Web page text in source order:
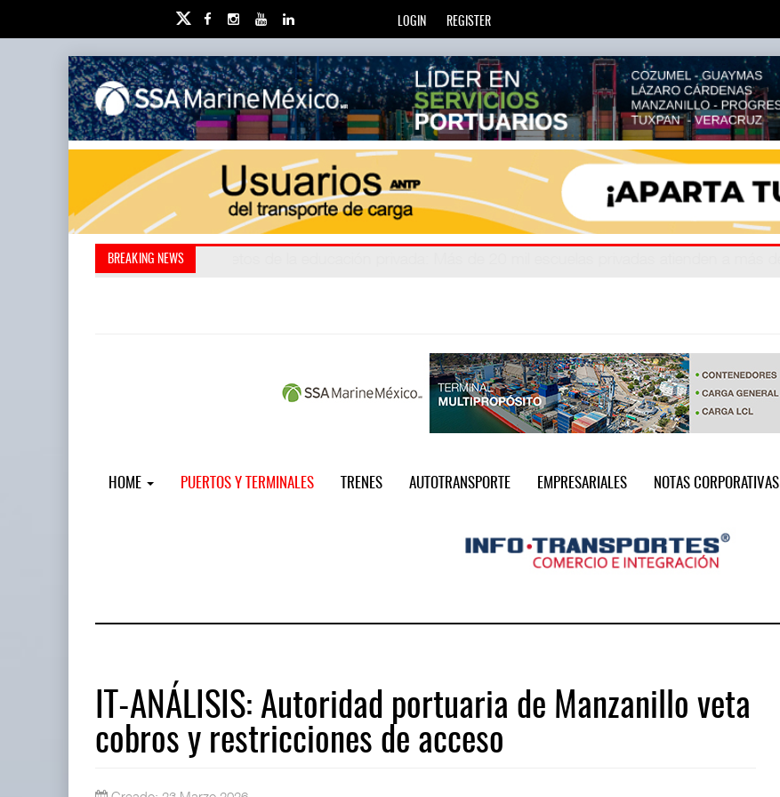
LOGIN REGISTER
BREAKING NEWS
HOME PUERTOS Y TERMINALES TRENES AUTOTRANSPORTE EMPRESARIALES NOTAS CORPORATIVAS
IT-ANÁLISIS: Autoridad portuaria de Manzanillo veta
cobros y restricciones de acceso
Miguel Ángel Bres encabezará seguri ...